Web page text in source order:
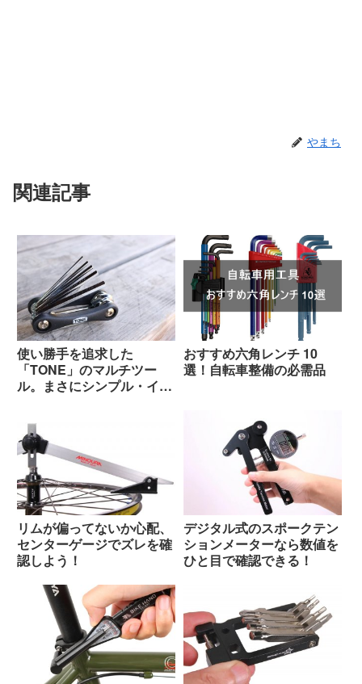
やまち
関連記事
使い勝手を追求した
「TONE」のマルチツー
ル。まさにシンプル・イ
おすすめ六角レンチ 10
選！自転車整備の必需品
リムが偏ってないか心配、
センターゲージでズレを確
認しよう！
デジタル式のスポークテン
ションメーターなら数値を
ひと目で確認できる！